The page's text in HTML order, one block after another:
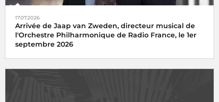
17.07.2026
Arrivée de Jaap van Zweden, directeur musical de
l'Orchestre Philharmonique de Radio France, le 1er
septembre 2026